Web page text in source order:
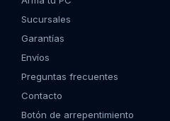
Sucursales
Garantías
Envíos
Preguntas frecuentes
Contacto
Botón de arrepentimiento